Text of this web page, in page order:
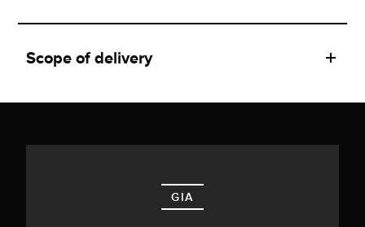
Scope of delivery
GIA